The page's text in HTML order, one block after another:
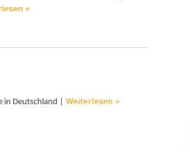
»
in Deutschland | Weiterlesen »